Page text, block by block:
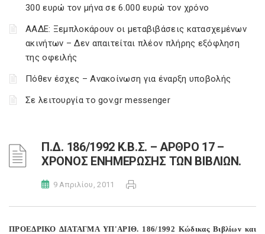
300 ευρώ τον μήνα σε 6.000 ευρώ τον χρόνο
ΑΑΔΕ: Ξεμπλοκάρουν οι μεταβιβάσεις κατασχεμένων
ακινήτων – Δεν απαιτείται πλέον πλήρης εξόφληση
της οφειλής
Πόθεν έσχες – Ανακοίνωση για έναρξη υποβολής
Σε λειτουργία το gov.gr messenger
Π.Δ. 186/1992 Κ.Β.Σ. – ΑΡΘΡΟ 17 –
ΧΡΟΝΟΣ ΕΝΗΜΕΡΩΣΗΣ ΤΩΝ ΒΙΒΛΙΩΝ.
9 Απριλίου, 2011
ΠΡΟΕΔΡΙΚΟ ΔΙΑΤΑΓΜΑ ΥΠ'ΑΡΙΘ. 186/1992 Κώδικας Βιβλίων και